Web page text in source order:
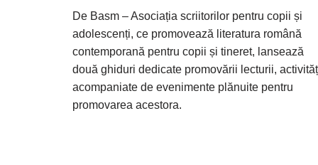
De Basm – Asociația scriitorilor pentru copii și
adolescenți, ce promovează literatura română
contemporană pentru copii și tineret, lansează
două ghiduri dedicate promovării lecturii,
acompaniate de evenimente plănuite pentru
promovarea acestora.